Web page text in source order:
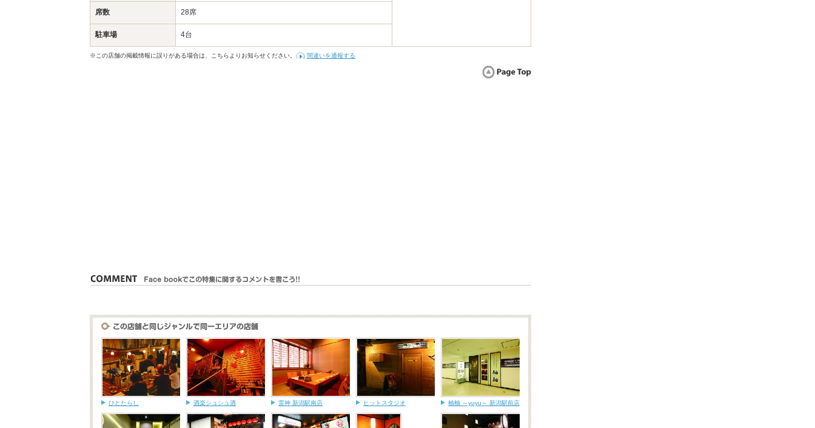
席数 28席
駐車場 4台
※この店舗の掲載情報に誤りがある場合は、こちらよりお知らせください。 間違いを通報する
ひとたらし 酒楽シュシュ酒 雷神 新潟駅南店 ヒットスタジオ 柚柚 ～yuyu～ 新潟駅前店